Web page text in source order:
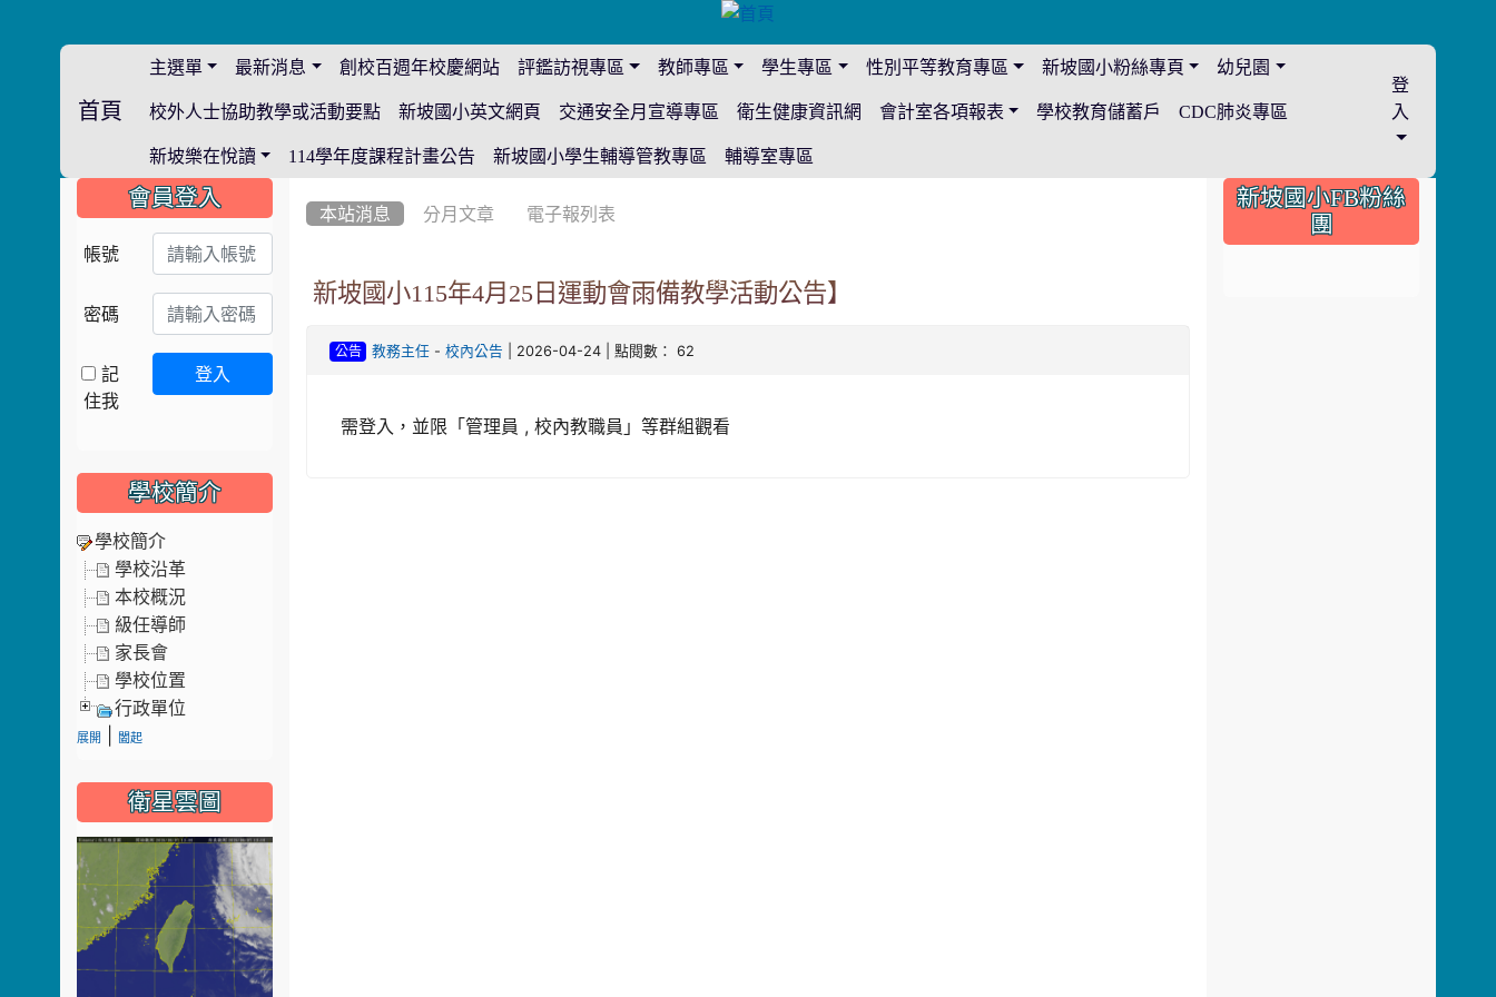
首頁
主選單 最新消息 創校百週年校慶網站 評鑑訪視專區 教師專區 學生專區 性別平等教育專區 新坡國小粉絲專頁 幼兒園
校外人士協助教學或活動要點 新坡國小英文網頁 交通安全月宣導專區 衛生健康資訊網 會計室各項報表 學校教育儲蓄戶 CDC肺炎專區
新坡樂在悅讀 114學年度課程計畫公告 新坡國小學生輔導管教專區 輔導室專區
登
入
本站消息 分月文章 電子報列表
新坡國小115年4月25日運動會雨備教學活動公告】
公告 教務主任 -校內公告 | 2026-04-24 | 點閱數： 62
需登入，並限「管理員 , 校內教職員」等群組觀看
::: 會員登入
帳號
密碼
記
住我
登入
學校簡介
學校簡介
學校沿革
本校概況
級任導師
家長會
學校位置
行政單位
展開 闔起
衛星雲圖
:::
新坡國小FB粉絲
團